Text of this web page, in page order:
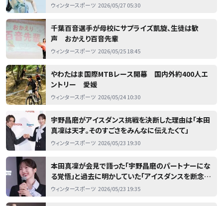
ウィンタースポーツ 2026/05/27 05:30
千葉百音選手が母校にサプライズ凱旋、生徒は歓
声 おかえり百音先輩
ウィンタースポーツ 2026/05/25 18:45
やわたはま国際MTBレース開幕 国内外約400人エ
ントリー 愛媛
ウィンタースポーツ 2026/05/24 10:30
宇野昌磨がアイスダンス挑戦を決断した理由は「本田
真凜は天才。そのすごさをみんなに伝えたくて」
ウィンタースポーツ 2026/05/23 19:30
本田真凜が会見で語った「宇野昌磨のパートナーにな
る覚悟」と過去に明かしていた「アイスダンスを断念し
た」理由
ウィンタースポーツ 2026/05/23 19:35